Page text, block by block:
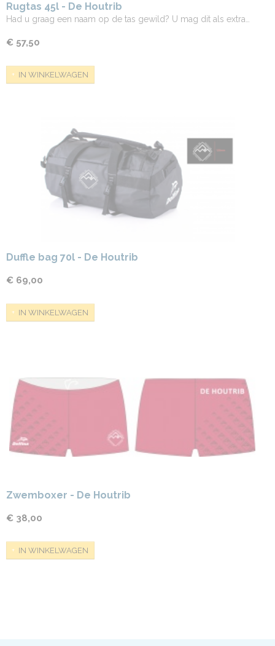
Rugtas 45l - De Houtrib
Had u graag een naam op de tas gewild? U mag dit als extra…
€ 57,50
IN WINKELWAGEN
Duffle bag 70l - De Houtrib
€ 69,00
IN WINKELWAGEN
Zwemboxer - De Houtrib
€ 38,00
IN WINKELWAGEN